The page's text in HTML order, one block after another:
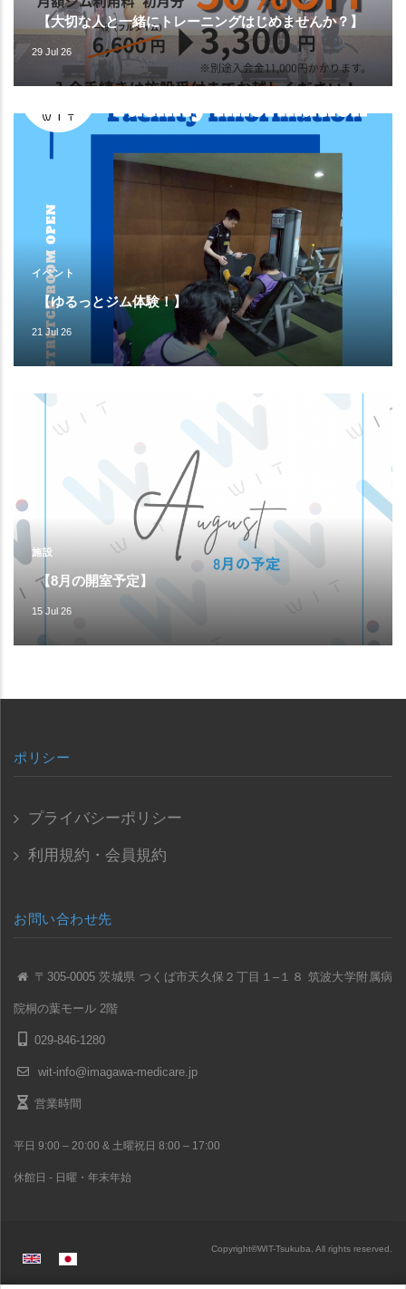
【大切な人と一緒にトレーニングはじめませんか？】
29 Jul 26
イベント
【ゆるっとジム体験！】
21 Jul 26
施設
【8月の開室予定】
15 Jul 26
ポリシー
プライバシーポリシー
利用規約・会員規約
お問い合わせ先
〒305-0005 茨城県 つくば市天久保２丁目１–１８ 筑波大学附属病
院桐の葉モール 2階
029-846-1280
wit-info@imagawa-medicare.jp
営業時間
平日 9:00 – 20:00 & 土曜祝日 8:00 – 17:00
休館日 - 日曜・年末年始
Copyright©WIT-Tsukuba, All rights reserved.